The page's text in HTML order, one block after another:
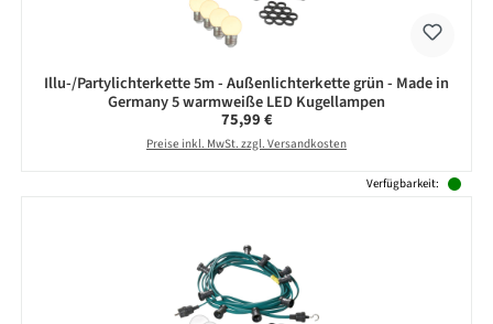
Illu-/Partylichterkette 5m - Außenlichterkette grün - Made in
Germany 5 warmweiße LED Kugellampen
Regulärer Preis:
75,99 €
Preise inkl. MwSt. zzgl. Versandkosten
Verfügbarkeit: